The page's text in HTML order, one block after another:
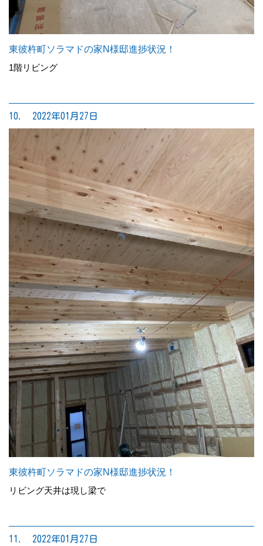
東彼杵町ソラマドの家N様邸進捗状況！
1階リビング
10. 2022年01月27日
東彼杵町ソラマドの家N様邸進捗状況！
リビング天井は現し梁で
11. 2022年01月27日